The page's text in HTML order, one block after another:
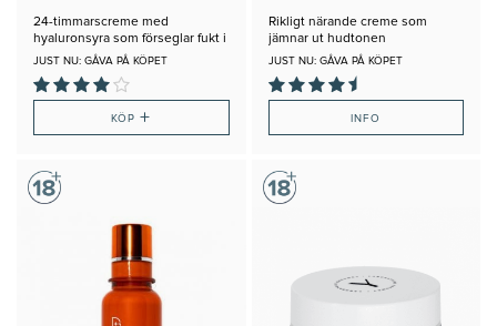
24-timmarscreme med
hyaluronsyra som förseglar fukt i
huden
JUST NU: GÅVA PÅ KÖPET
KÖP+
Rikligt närande creme som
jämnar ut hudtonen
JUST NU: GÅVA PÅ KÖPET
INFO